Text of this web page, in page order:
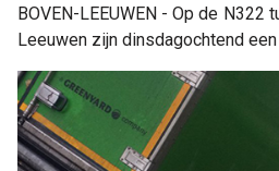
BOVEN-LEEUWEN - Op de N322
Leeuwen zijn dinsdagochtend een